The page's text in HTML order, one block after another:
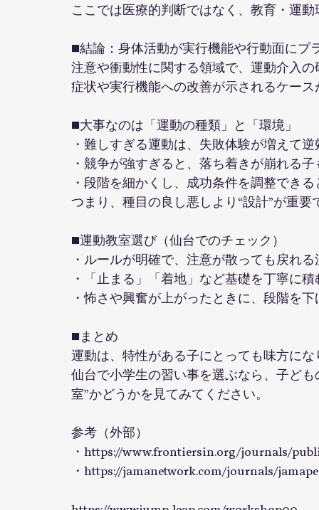
ここでは医療的判断ではなく、教育・運
■結論：身体活動が実行機能や行動面にプ
注意や衝動性に関する領域で、運動介入
症状や実行機能への改善が示されるケー
■大事なのは「運動の種類」と「環境」
・難しすぎる運動は、失敗体験が増えて
・競争が強すぎると、落ち着きが崩れる子
・段階を細かくし、成功条件を調整でき
つまり、種目の良し悪しより“設計”が重要
■運動教室選び（仙台でのチェック）
・ルールが明確で、注意が散っても戻れ
・「止まる」「着地」など基礎を丁寧に積
・怖さや興奮が上がったときに、段階を
■まとめ
運動は、特性がある子にとっても味方に
仙台で小学生の習い事を選ぶなら、子ど
室”かどうかを見てみてください。
参考（外部）
・ https://www.frontiersin.org/journals/
・ https://jamanetwork.com/journals/